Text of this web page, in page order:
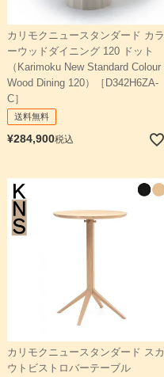
カリモクニュースタンダード カラ
ーウッドダイニング 120 ドット
（Karimoku New Standard Colour
Wood Dining 120）［D342H6ZA-
C］
送料無料
¥284,900税込
カリモクニュースタンダード スカ
ウトビストロバーテーブル